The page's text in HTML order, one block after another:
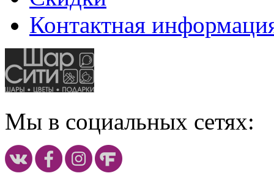
Контактная
Мы в социальных сетях: